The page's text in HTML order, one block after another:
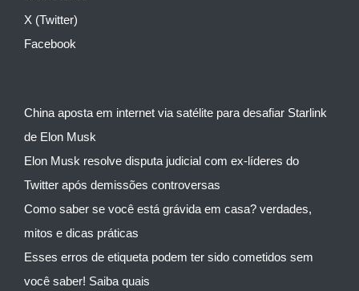
X (Twitter)
Facebook
China aposta em internet via satélite para desafiar Starlink
de Elon Musk
Elon Musk resolve disputa judicial com ex-líderes do
Twitter após demissões controversas
Como saber se você está grávida em casa? verdades,
mitos e dicas práticas
Esses erros de etiqueta podem ter sido cometidos sem
você saber! Saiba quais